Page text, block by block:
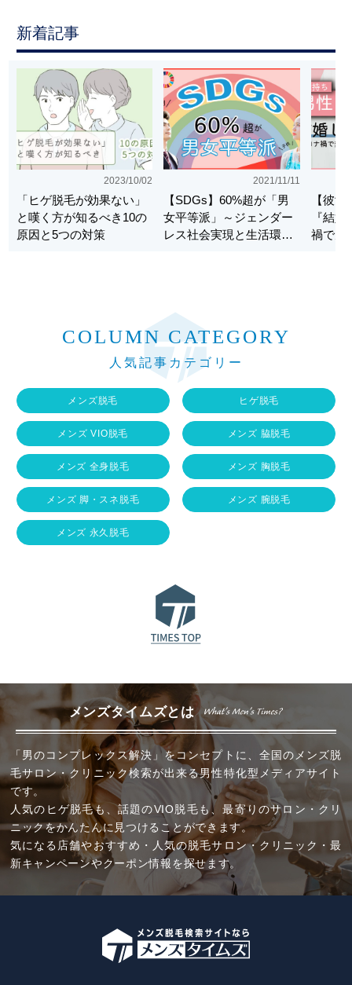
新着記事
2023/10/02
「ヒゲ脱毛が効果ない」
と嘆く方が知るべき10の
原因と5つの対策
2021/11/11
【SDGs】60%超が「男
女平等派」～ジェンダー
レス社会実現と生活環境
【彼
『結
禍で男
COLUMN CATEGORY
人気記事カテゴリー
メンズ脱毛 ヒゲ脱毛
メンズ VIO脱毛 メンズ 脇脱毛
メンズ 全身脱毛 メンズ 胸脱毛
メンズ 脚・スネ脱毛 メンズ 腕脱毛
メンズ 永久脱毛
メンズタイムズとは
「男のコンプレックス解決」をコンセプトに、全国のメンズ脱
毛サロン・クリニック検索が出来る男性特化型メディアサイト
です。
人気のヒゲ脱毛も、話題のVIO脱毛も、最寄りのサロン・クリ
ニックをかんたんに見つけることができます。
気になる店舗やおすすめ・人気の脱毛サロン・クリニック・最
新キャンペーンやクーポン情報を探せます。